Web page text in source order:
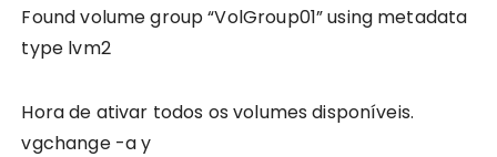
Found volume group “VolGroup01” using metadata
type lvm2
Hora de ativar todos os volumes disponíveis.
vgchange -a y